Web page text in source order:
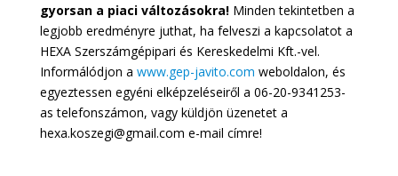
gyorsan a piaci változásokra!Minden tekintetben a
legjobb eredményre juthat, ha felveszi a kapcsolatot a
HEXA Szerszámgépipari és Kereskedelmi Kft.-vel.
Informálódjon a www.gep-javito.com weboldalon, és
egyeztessen egyéni elképzeléseiről a 06-20-9341253-
as telefonszámon, vagy küldjön üzenetet a
hexa.koszegi@gmail.com e-mail címre!